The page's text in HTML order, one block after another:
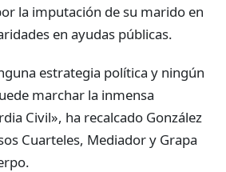
la imputación de su marido en
en ayudas públicas.
estrategia política y ningún
marchar la inmensa
Civil», ha recalcado González
Cuarteles, Mediador y Grapa